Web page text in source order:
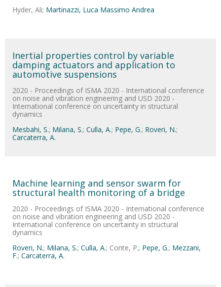
Hyder, Ali; Martinazzi, Luca Massimo Andrea
Inertial properties control by variable
damping actuators and application to
automotive suspensions
2020 - Proceedings of ISMA 2020 - International conference
on noise and vibration engineering and USD 2020 -
International conference on uncertainty in structural
dynamics
Mesbahi, S.; Milana, S.; Culla, A.; Pepe, G.; Roveri, N.;
Carcaterra, A.
Machine learning and sensor swarm for
structural health monitoring of a bridge
2020 - Proceedings of ISMA 2020 - International conference
on noise and vibration engineering and USD 2020 -
International conference on uncertainty in structural
dynamics
Roveri, N.; Milana, S.; Culla, A.; Conte, P.; Pepe, G.; Mezzani,
F.; Carcaterra, A.